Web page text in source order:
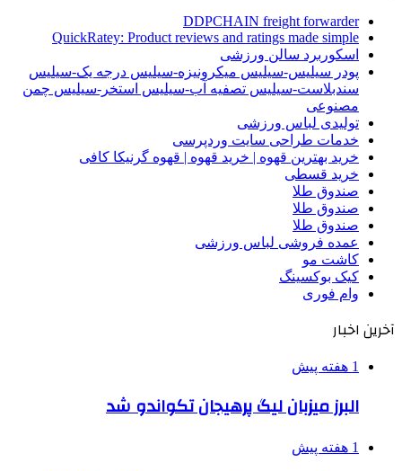
DDPCHAIN freight forwarder
QuickRatey: Product reviews and ratings made simple
اسکوربرد سالن ورزشی
پودر سیلیس-سیلیس میکرونیزه-سیلیس درجه یک-سیلیس
سندبلاست-سیلیس تصفیه آب-سیلیس استخر-سیلیس چمن
مصنوعی
تولیدی لباس ورزشی
خدمات طراحی سایت وردپرسی
خرید بهترین قهوه | خرید قهوه | قهوه گرنیکا کافی
خرید قسطی
صندوق طلا
صندوق طلا
صندوق طلا
عمده فروشی لباس ورزشی
کاشت مو
کیک بوکسینگ
وام فوری
آخرین اخبار
1 هفته پیش
البرز میزبان لیگ پرهیجان تکواندو شد
1 هفته پیش